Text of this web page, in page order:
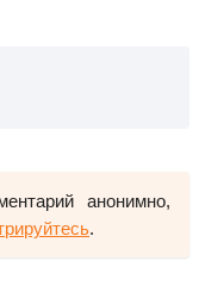
анонимно,
.